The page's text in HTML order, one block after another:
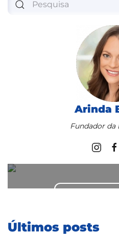
Arinda
Fundador da
Obtenha ajuda
Últimos posts